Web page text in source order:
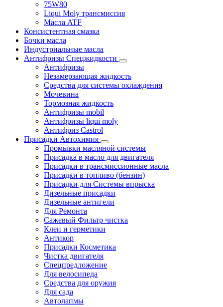
75W80
Liqui Moly трансмиссия
Масла ATF
Консистентная смазка
Бочки масла
Индустриальные масла
Антифризы Спецжидкости
Антифризы
Незамерзающая жидкость
Средства для системы охлаждения
Мочевина
Тормозная жидкость
Антифризы mobil
Антифризы liqui moly
Антифриз Castrol
Присадки Автохимия
Промывки масляной системы
Присадка в масло для двигателя
Присадки в трансмиссионные масла
Присадки в топливо (бензин)
Присадки для Системы впрыска
Дизельные присадки
Дизельные антигели
Для Ремонта
Сажевый Фильтр чистка
Клеи и герметики
Антикор
Присадки Косметика
Чистка двигателя
Спецпредложение
Для велосипеда
Средства для оружия
Для сада
Автолапмы